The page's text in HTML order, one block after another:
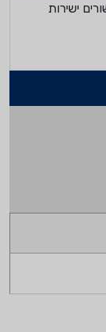
ישירות